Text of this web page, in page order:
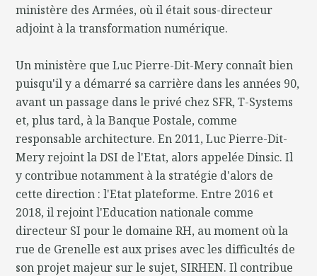
ministère des Armées, où il était sous-directeur
adjoint à la transformation numérique.
Un ministère que Luc Pierre-Dit-Mery connaît bien
puisqu'il y a démarré sa carrière dans les années 90,
avant un passage dans le privé chez SFR, T-Systems
et, plus tard, à la Banque Postale, comme
responsable architecture. En 2011, Luc Pierre-Dit-
Mery rejoint la DSI de l'Etat, alors appelée Dinsic. Il
y contribue notamment à la stratégie d'alors de
cette direction : l'Etat plateforme. Entre 2016 et
2018, il rejoint l'Education nationale comme
directeur SI pour le domaine RH, au moment où la
rue de Grenelle est aux prises avec les difficultés de
son projet majeur sur le sujet, SIRHEN. Il contribue